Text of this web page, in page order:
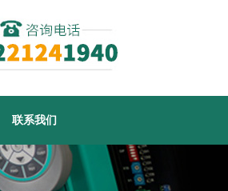
联系我们